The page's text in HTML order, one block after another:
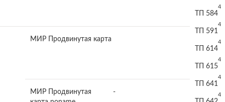
ТП 584
4
ТП 591
4
ТП 614
4
ТП 615
4
ТП 641
4
4
МИР Продвинутая карта
МИР Продвинутая
-